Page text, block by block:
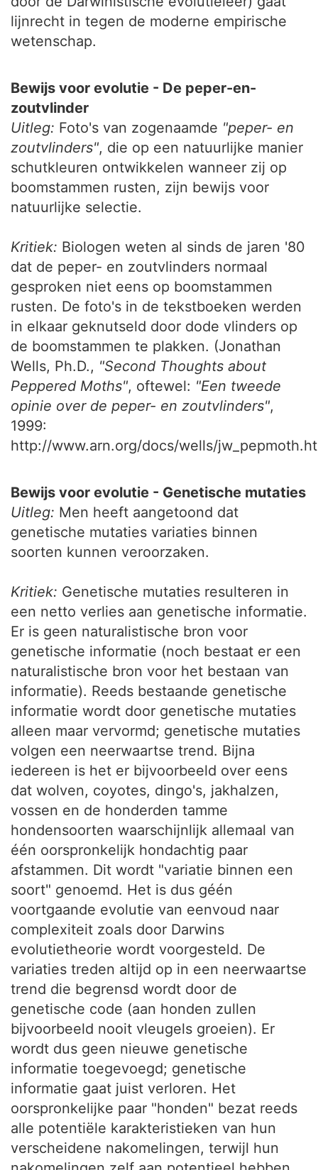
lijnrecht in tegen de moderne empirische
wetenschap.
Bewijs voor evolutie - De peper-en-
zoutvlinder
Uitleg: Foto's van zogenaamde "peper- en
zoutvlinders", die op een natuurlijke manier
schutkleuren ontwikkelen wanneer zij op
boomstammen rusten, zijn bewijs voor
natuurlijke selectie.
Kritiek: Biologen weten al sinds de jaren '80
dat de peper- en zoutvlinders normaal
gesproken niet eens op boomstammen
rusten. De foto's in de tekstboeken werden
in elkaar geknutseld door dode vlinders op
de boomstammen te plakken. (Jonathan
Wells, Ph.D., "Second Thoughts about
Peppered Moths", oftewel: "Een tweede
opinie over de peper- en zoutvlinders",
1999:
http://www.arn.org/docs/wells/
Bewijs voor evolutie - Genetische mutaties
Uitleg: Men heeft aangetoond dat
genetische mutaties variaties binnen
soorten kunnen veroorzaken.
Kritiek: Genetische mutaties resulteren in
een netto verlies aan genetische informatie.
Er is geen naturalistische bron voor
genetische informatie (noch bestaat er een
naturalistische bron voor het bestaan van
informatie). Reeds bestaande genetische
informatie wordt door genetische mutaties
alleen maar vervormd; genetische mutaties
volgen een neerwaartse trend. Bijna
iedereen is het er bijvoorbeeld over eens
dat wolven, coyotes, dingo's, jakhalzen,
vossen en de honderden tamme
hondensoorten waarschijnlijk allemaal van
één oorspronkelijk hondachtig paar
afstammen. Dit wordt "variatie binnen een
soort" genoemd. Het is dus géén
voortgaande evolutie van eenvoud naar
complexiteit zoals door Darwins
evolutietheorie wordt voorgesteld. De
variaties treden altijd op in een neerwaartse
trend die begrensd wordt door de
genetische code (aan honden zullen
bijvoorbeeld nooit vleugels groeien). Er
wordt dus geen nieuwe genetische
informatie toegevoegd; genetische
informatie gaat juist verloren. Het
oorspronkelijke paar "honden" bezat reeds
alle potentiële karakteristieken van hun
verscheidene nakomelingen, terwijl hun